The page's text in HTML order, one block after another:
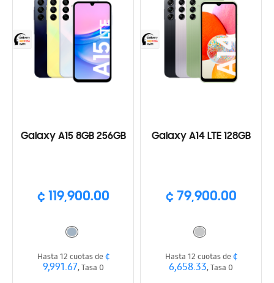
Galaxy A15 8GB 256GB
¢ 119,900.00
Hasta 12 cuotas de¢
9,991.67, Tasa 0
Galaxy A14 LTE 128GB
¢ 79,900.00
Hasta 12 cuotas de¢
6,658.33, Tasa 0